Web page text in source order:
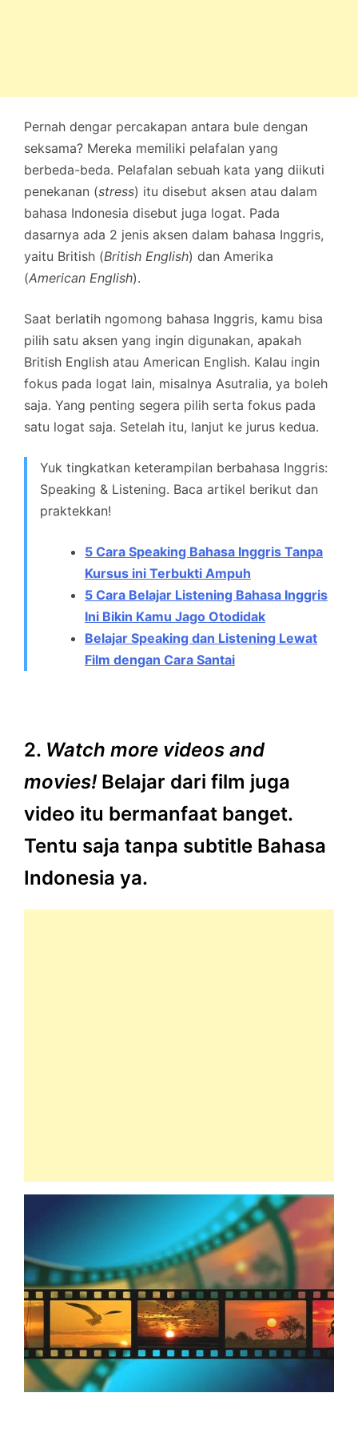
Pernah dengar percakapan antara bule dengan
seksama? Mereka memiliki pelafalan yang
berbeda-beda. Pelafalan sebuah kata yang diikuti
penekanan (stress) itu disebut aksen atau dalam
bahasa Indonesia disebut juga logat. Pada
dasarnya ada 2 jenis aksen dalam bahasa Inggris,
yaitu British (British English) dan Amerika
(American English).
Saat berlatih ngomong bahasa Inggris, kamu bisa
pilih satu aksen yang ingin digunakan, apakah
British English atau American English. Kalau ingin
fokus pada logat lain, misalnya Asutralia, ya boleh
saja. Yang penting segera pilih serta fokus pada
satu logat saja. Setelah itu, lanjut ke jurus kedua.
Yuk tingkatkan keterampilan berbahasa Inggris:
Speaking & Listening. Baca artikel berikut dan
praktekkan!
5 Cara Speaking Bahasa Inggris Tanpa
Kursus ini Terbukti Ampuh
5 Cara Belajar Listening Bahasa Inggris
Ini Bikin Kamu Jago Otodidak
Belajar Speaking dan Listening Lewat
Film dengan Cara Santai
2. Watch more videos and
movies! Belajar dari film juga
video itu bermanfaat banget.
Tentu saja tanpa subtitle Bahasa
Indonesia ya.